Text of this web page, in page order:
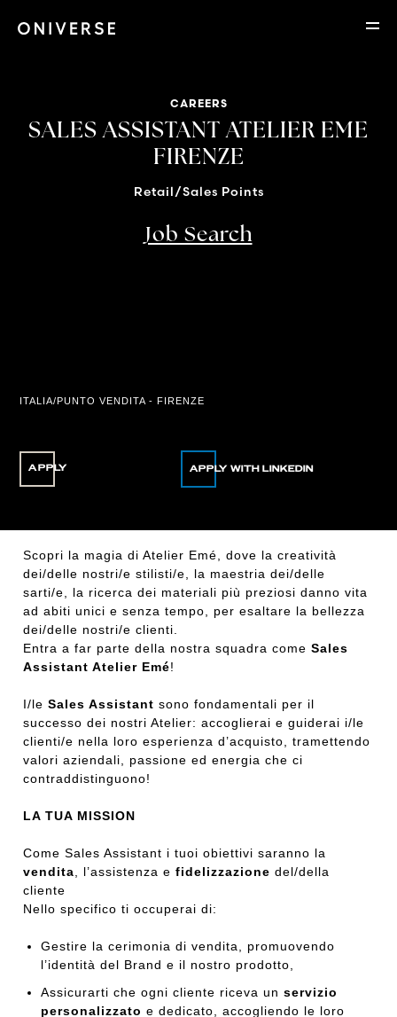
CAREERS
SALES ASSISTANT ATELIER EME
FIRENZE
Retail/Sales Points
Job Search
ITALIA/PUNTO VENDITA - FIRENZE
APPLY
Scopri la magia di Atelier Emé, dove la creatività
dei/delle nostri/e stilisti/e, la maestria dei/delle
sarti/e, la ricerca dei materiali più preziosi danno vita
ad abiti unici e senza tempo, per esaltare la bellezza
dei/delle nostri/e clienti.
Entra a far parte della nostra squadra comeSales
Assistant Atelier Emé!
I/leSales Assistant sono fondamentali per il
successo dei nostri Atelier: accoglierai e guiderai i/le
clienti/e nella loro esperienza d’acquisto, tramettendo
valori aziendali, passione ed energia che ci
contraddistinguono!
LA TUA MISSION
Come Sales Assistant i tuoi obiettivi saranno la
vendita , l’assistenza efidelizzazione del/della
cliente
Nello specifico ti occuperai di:
Gestire la cerimonia di vendita, promuovendo
l’identità del Brand e il nostro prodotto,
Assicurarti che ogni cliente riceva unservizio
personalizzato e dedicato, accogliendo le loro